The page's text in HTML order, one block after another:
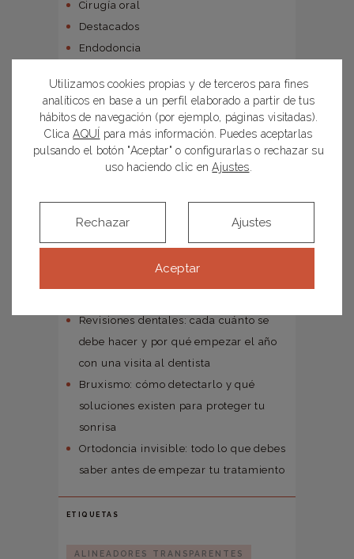
Cirugía oral
Destacados
Endodoncia
Implantes dentales
Odontopediatría
Ortodoncia
Otros
Todas
Uncategorized
Revisiones dentales: cada cuánto se
debe hacer y por qué empezar el año
con una visita al dentista
Bruxismo: cómo detectarlo y qué
soluciones existen para proteger tu
sonrisa
Ortodoncia invisible: todo lo que debes
saber antes de empezar tu tratamiento
ETIQUETAS
ALINEADORES TRANSPARENTES
Utilizamos cookies propias y de terceros para fines
analíticos en base a un perfil elaborado a partir de tus
hábitos de navegación (por ejemplo, páginas visitadas).
ClicaAQUÍ para más información. Puedes aceptarlas
pulsando el botón "Aceptar" o configurarlas o rechazar su
uso haciendo clic enAjustes
Aceptar
Rechazar Ajustes